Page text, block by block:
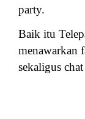
party.
Baik itu
menawarkan
sekaligus